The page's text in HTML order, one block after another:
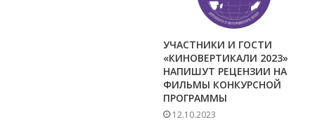
УЧАСТНИКИ И ГОСТИ
«КИНОВЕРТИКАЛИ 2023»
НАПИШУТ РЕЦЕНЗИИ НА
ФИЛЬМЫ КОНКУРСНОЙ
ПРОГРАММЫ
12.10.2023